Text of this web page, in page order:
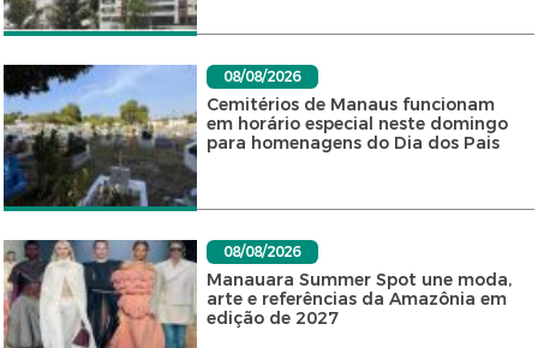
08/08/2026
Cemitérios de Manaus funcionam
em horário especial neste domingo
para homenagens do Dia dos Pais
08/08/2026
Manauara Summer Spot une moda,
arte e referências da Amazônia em
edição de 2027